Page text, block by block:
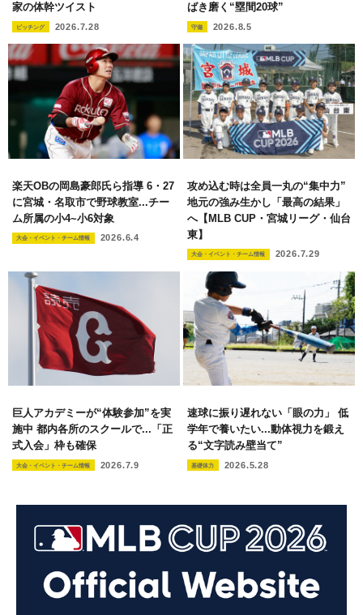
家の体幹ツイスト
ピッチング 2026.7.28
ばき磨く“塁間20球”
守備 2026.8.5
楽天OBの岡島豪郎氏ら指導 6・27
に宮城・名取市で野球教室...チー
ム所属の小4~小6対象
大会・イベント・チーム情報 2026.6.4
攻め込む時は全員一丸の“集中力”
地元の強み生かし「最高の結果」
へ【MLB CUP・宮城リーグ・仙台
東】
大会・イベント・チーム情報 2026.7.29
巨人アカデミーが“体験参加”を実
施中 都内各所のスクールで...「正
式入会」枠も確保
大会・イベント・チーム情報 2026.7.9
速球に振り遅れない「眼の力」 低
学年で養いたい...動体視力を鍛え
る“文字読み壁当て”
基礎体力 2026.5.28